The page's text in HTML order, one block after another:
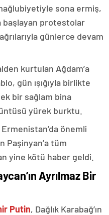
sona ermiş,
başlayan protestolar
günlerce devam
kurtulan Ağdam’a
gün ışığıyla birlikte
bir sağlam bina
yürek burktu.
önemli
tüm
yine kötü haber geldi.
Ayrılmaz Bir
Putin, Dağlık Karabağ’ın